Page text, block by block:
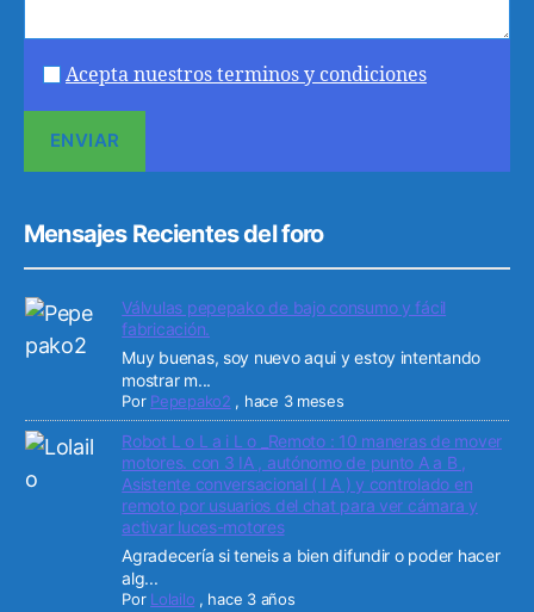
Acepta nuestros terminos y condiciones
Mensajes Recientes del foro
Válvulas pepepako de bajo consumo y fácil
fabricación.
Muy buenas, soy nuevo aqui y estoy intentando
mostrar m...
Por Pepepako2 , hace 3 meses
Robot L o L a i L o _Remoto : 10 maneras de mover
motores. con 3 IA , autónomo de punto A a B ,
Asistente conversacional ( I A ) y controlado en
remoto por usuarios del chat para ver cámara y
activar luces-motores
Agradecería si teneis a bien difundir o poder hacer
alg...
Por Lolailo , hace 3 años